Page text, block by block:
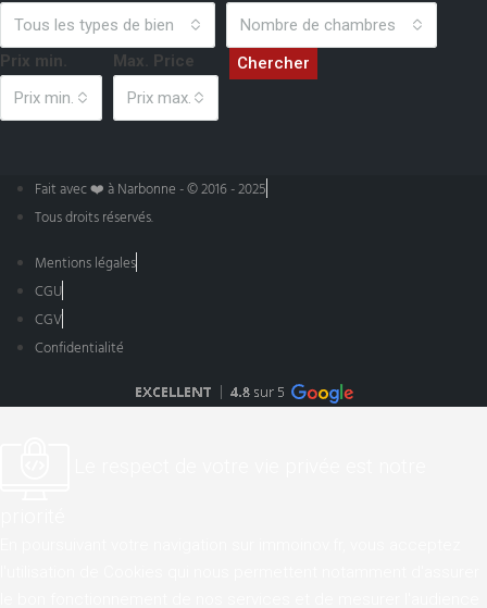
Tous les types de bien
Nombre de chambres
Prix min.
Prix min.
Max. Price
Prix max.
Chercher
Fait avec ❤️ à Narbonne - © 2016 - 2025
Tous droits réservés.
Mentions légales
CGU
CGV
Confidentialité